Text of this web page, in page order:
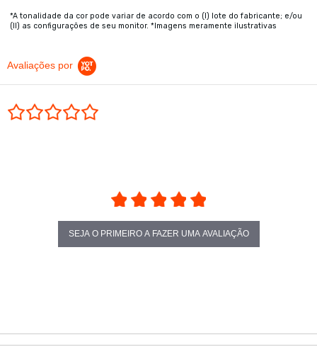
*A tonalidade da cor pode variar de acordo com o (I) lote do fabricante; e/ou
(II) as configurações de seu monitor. *Imagens meramente ilustrativas
Avaliações por
SEJA O PRIMEIRO A FAZER UMA AVALIAÇÃO